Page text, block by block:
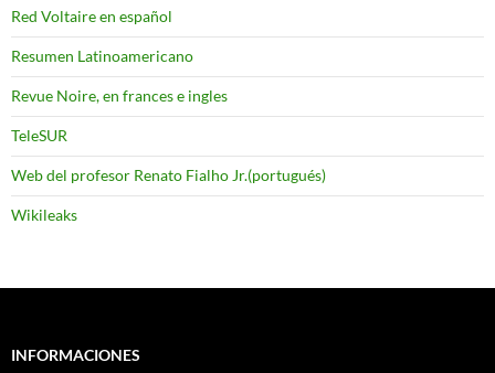
Red Voltaire en español
Resumen Latinoamericano
Revue Noire, en frances e ingles
TeleSUR
Web del profesor Renato Fialho Jr.(portugués)
Wikileaks
INFORMACIONES